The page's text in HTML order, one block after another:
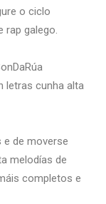
o ciclo
rap galego.
letras cunha alta
e de moverse
melodías de
completos e